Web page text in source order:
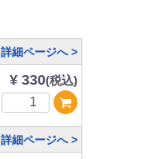
詳細ページへ >
¥ 330(税込)
詳細ページへ >